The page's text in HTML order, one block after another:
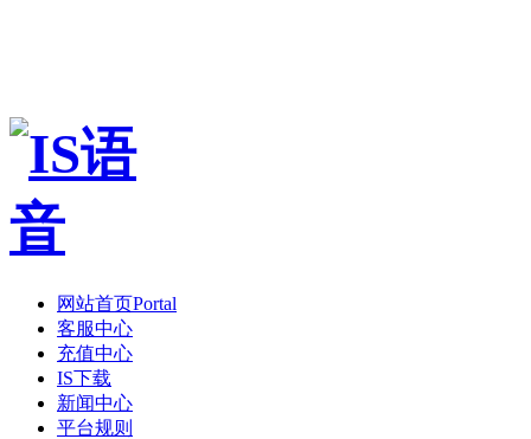
网站首页Portal
客服中心
充值中心
IS下载
新闻中心
平台规则